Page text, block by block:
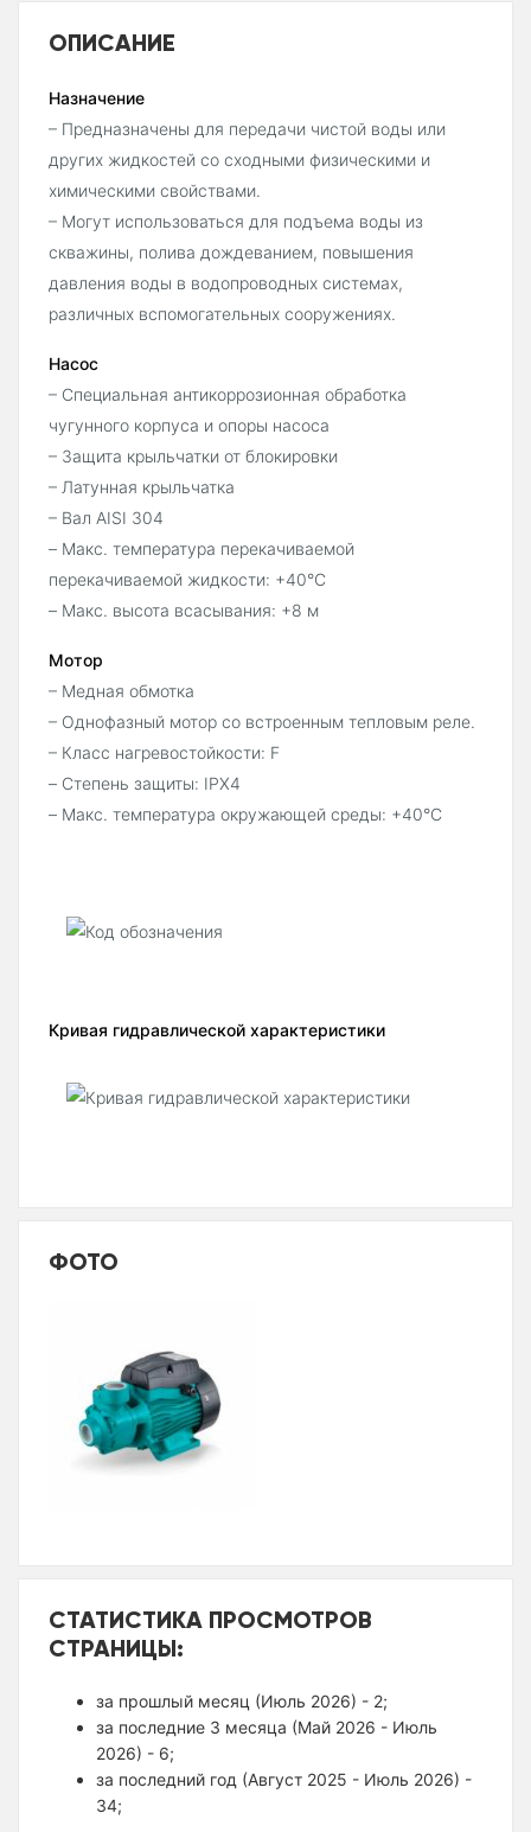
ОПИСАНИЕ
Назначение
– Предназначены для передачи чистой воды или
других жидкостей со сходными физическими и
химическими свойствами.
– Могут использоваться для подъема воды из
скважины, полива дождеванием, повышения
давления воды в водопроводных системах,
различных вспомогательных сооружениях.
Насос
– Специальная антикоррозионная обработка
чугунного корпуса и опоры насоса
– Защита крыльчатки от блокировки
– Латунная крыльчатка
– Вал AISI 304
– Макс. температура перекачиваемой
перекачиваемой жидкости: +40°C
– Макс. высота всасывания: +8 м
Мотор
– Медная обмотка
– Однофазный мотор со встроенным тепловым реле.
– Класс нагревостойкости: F
– Степень защиты: IPX4
– Макс. температура окружающей среды: +40°C
Кривая гидравлической характеристики
ФОТО
СТАТИСТИКА ПРОСМОТРОВ
СТРАНИЦЫ:
за прошлый месяц (Июль 2026) - 2;
за последние 3 месяца (Май 2026 - Июль
2026) - 6;
за последний год (Август 2025 - Июль 2026) -
34;